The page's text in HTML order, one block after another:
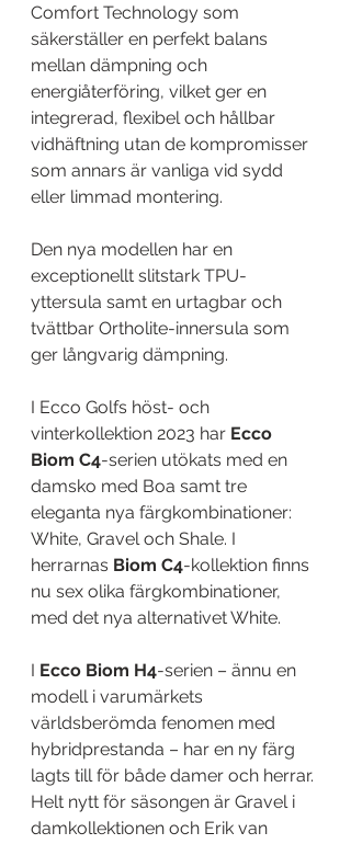
Comfort Technology som
säkerställer en perfekt balans
mellan dämpning och
energiåterföring, vilket ger en
integrerad, flexibel och hållbar
vidhäftning utan de kompromisser
som annars är vanliga vid sydd
eller limmad montering.
Den nya modellen har en
exceptionellt slitstark TPU-
yttersula samt en urtagbar och
tvättbar Ortholite-innersula som
ger långvarig dämpning.
I Ecco Golfs höst- och
vinterkollektion 2023 har Ecco
Biom C4-serien utökats med en
damsko med Boa samt tre
eleganta nya färgkombinationer:
White, Gravel och Shale. I
herrarnas Biom C4-kollektion finns
nu sex olika färgkombinationer,
med det nya alternativet White.
I Ecco Biom H4-serien – ännu en
modell i varumärkets
världsberömda fenomen med
hybridprestanda – har en ny färg
lagts till för både damer och herrar.
Helt nytt för säsongen är Gravel i
damkollektionen och Erik van